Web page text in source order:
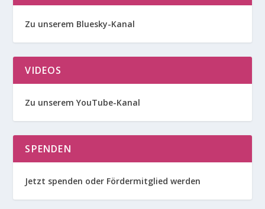
Zu unserem Bluesky-Kanal
VIDEOS
Zu unserem YouTube-Kanal
SPENDEN
Jetzt spenden oder Fördermitglied werden